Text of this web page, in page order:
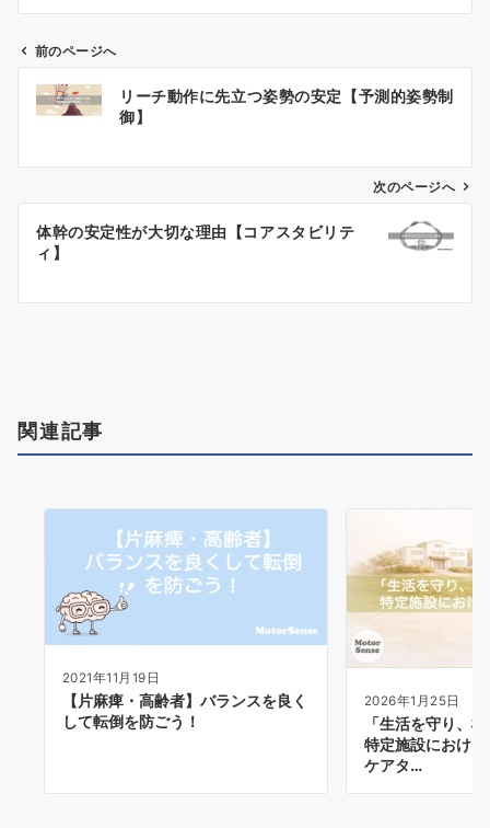
ナ
ビ
ゲ
前のページへ
リーチ動作に先立つ姿勢の安定【予測的姿勢制
御】
次のページへ
体幹の安定性が大切な理由【コアスタビリテ
ィ】
関連記事
2021年11月19日
【片麻痺・高齢者】バランスを良く
して転倒を防ごう！
2026年1月25日
「生活を守り、
特定施設におけ
ケアタ…